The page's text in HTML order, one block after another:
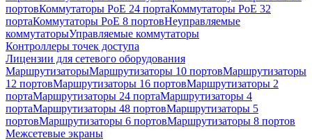
портовКоммутаторы PoE 24 портаКоммутаторы PoE 32
портаКоммутаторы PoE 8 портовНеуправляемые
коммутаторыУправляемые коммутаторы
Контроллеры точек доступа
Лицензии для сетевого оборудования
МаршрутизаторыМаршрутизаторы 10 портовМаршрутизаторы
12 портовМаршрутизаторы 16 портовМаршрутизаторы 2
портаМаршрутизаторы 24 портаМаршрутизаторы 4
портаМаршрутизаторы 48 портовМаршрутизаторы 5
портовМаршрутизаторы 6 портовМаршрутизаторы 8 портов
Межсетевые экраны